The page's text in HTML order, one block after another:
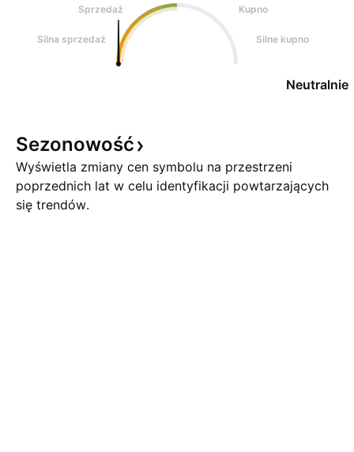
Sprzedaż
Kupno
Silna sprzedaż Silne kupno
Neutralnie
Sezonowość
Wyświetla zmiany cen symbolu na przestrzeni
poprzednich lat w celu identyfikacji powtarzających
się trendów.